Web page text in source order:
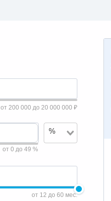
от 200 000 до 20 000 000 ₽
от 0 до 49 %
%
от 12 до 60 мес.